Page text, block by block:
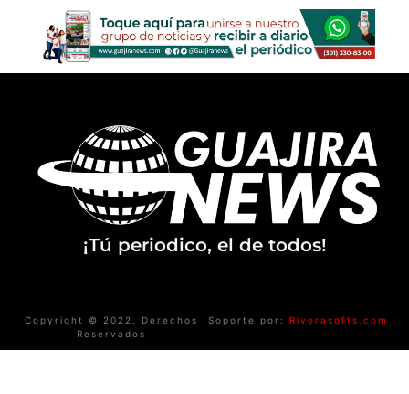
¡Tú periodico, el de todos!
Copyright © 2022. Derechos
Reservados
Soporte por: Riverasofts.com